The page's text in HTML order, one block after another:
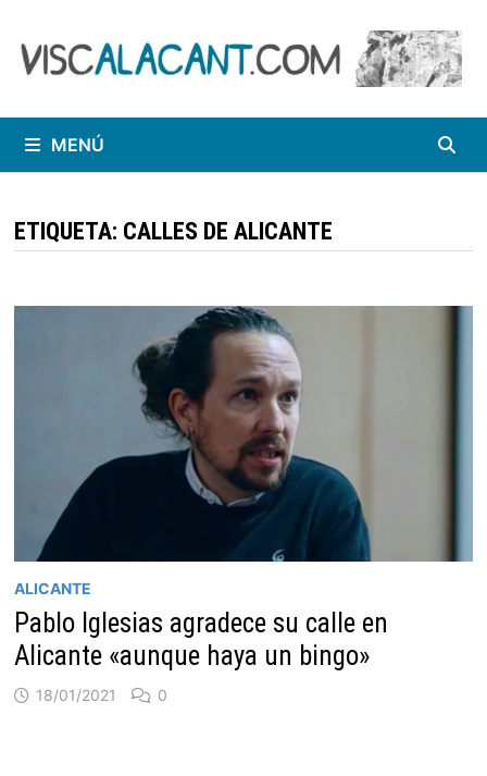
contenido
MENÚ
ETIQUETA: CALLES DE ALICANTE
ALICANTE
Pablo Iglesias agradece su calle en
Alicante «aunque haya un bingo»
18/01/2021 0